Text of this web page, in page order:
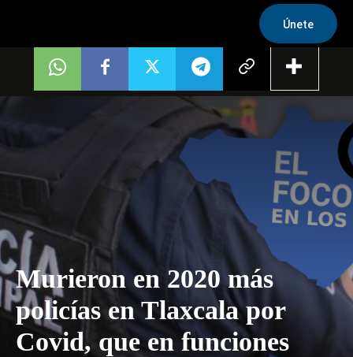
Únete
Murieron en 2020 más
policías en Tlaxcala por
Covid, que en funciones